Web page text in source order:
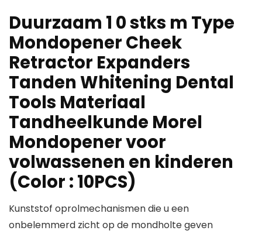
Duurzaam 1 0 stks m Type
Mondopener Cheek
Retractor Expanders
Tanden Whitening Dental
Tools Materiaal
Tandheelkunde Morel
Mondopener voor
volwassenen en kinderen
(Color : 10PCS)
Kunststof oprolmechanismen die u een
onbelemmerd zicht op de mondholte geven